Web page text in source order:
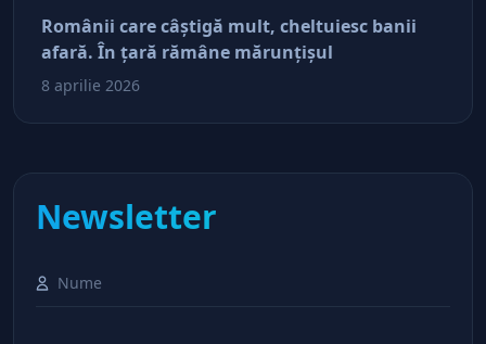
Românii care câştigă mult, cheltuiesc banii
afară. În ţară rămâne mărunţişul
8 aprilie 2026
Newsletter